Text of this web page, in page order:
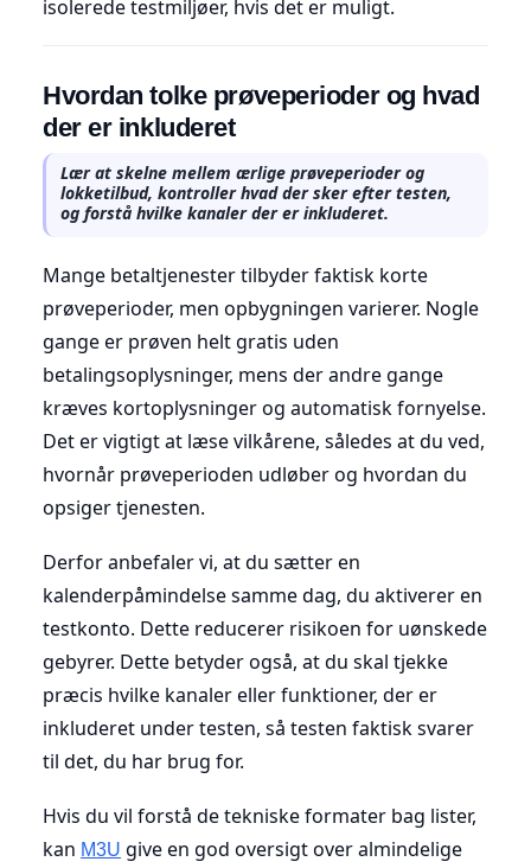
isolerede testmiljøer, hvis det er muligt.
Hvordan tolke prøveperioder og hvad
der er inkluderet
Lær at skelne mellem ærlige prøveperioder og
lokketilbud, kontroller hvad der sker efter testen,
og forstå hvilke kanaler der er inkluderet.
Mange betaltjenester tilbyder faktisk korte
prøveperioder, men opbygningen varierer. Nogle
gange er prøven helt gratis uden
betalingsoplysninger, mens der andre gange
kræves kortoplysninger og automatisk fornyelse.
Det er vigtigt at læse vilkårene, således at du ved,
hvornår prøveperioden udløber og hvordan du
opsiger tjenesten.
Derfor anbefaler vi, at du sætter en
kalenderpåmindelse samme dag, du aktiverer en
testkonto. Dette reducerer risikoen for uønskede
gebyrer. Dette betyder også, at du skal tjekke
præcis hvilke kanaler eller funktioner, der er
inkluderet under testen, så testen faktisk svarer
til det, du har brug for.
Hvis du vil forstå de tekniske formater bag lister,
kan M3U give en god oversigt over almindelige